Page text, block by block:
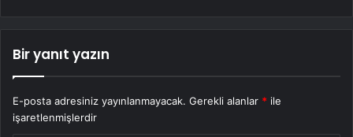
Bir yanıt yazın
E-posta adresiniz yayınlanmayacak. Gerekli alanlar * ile
işaretlenmişlerdir